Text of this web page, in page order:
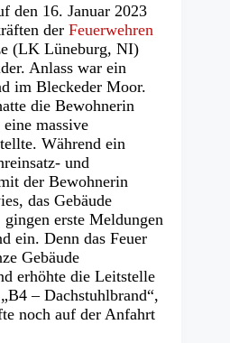
den 16. Januar 2023
der Feuerwehren
(LK Lüneburg, NI)
Anlass war ein
im Bleckeder Moor.
die Bewohnerin
massive
Während ein
und
der Bewohnerin
das Gebäude
erste Meldungen
ein. Denn das Feuer
Gebäude
erhöhte die Leitstelle
– Dachstuhlbrand“,
noch auf der Anfahrt